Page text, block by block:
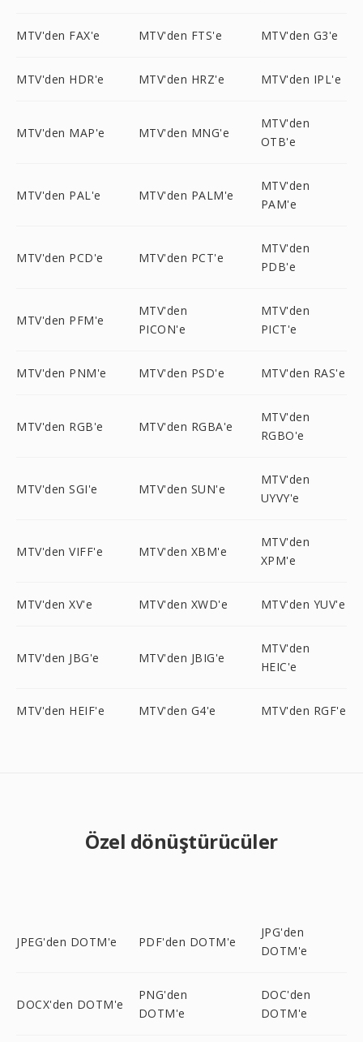
MTV'den FAX'e MTV'den FTS'e MTV'den G3'e
MTV'den HDR'e MTV'den HRZ'e MTV'den IPL'e
MTV'den MAP'e MTV'den MNG'e
MTV'den
OTB'e
MTV'den PAL'e MTV'den PALM'e
MTV'den
PAM'e
MTV'den PCD'e MTV'den PCT'e
MTV'den
PDB'e
MTV'den PFM'e
MTV'den
PICON'e
MTV'den
PICT'e
MTV'den PNM'e MTV'den PSD'e MTV'den RAS'e
MTV'den RGB'e MTV'den RGBA'e
MTV'den
RGBO'e
MTV'den SGI'e MTV'den SUN'e
MTV'den
UYVY'e
MTV'den VIFF'e MTV'den XBM'e
MTV'den
XPM'e
MTV'den XV'e MTV'den XWD'e MTV'den YUV'e
MTV'den JBG'e MTV'den JBIG'e
MTV'den
HEIC'e
MTV'den HEIF'e MTV'den G4'e MTV'den RGF'e
Özel dönüştürücüler
JPEG'den DOTM'e PDF'den DOTM'e
JPG'den
DOTM'e
DOCX'den DOTM'e
PNG'den
DOTM'e
DOC'den
DOTM'e